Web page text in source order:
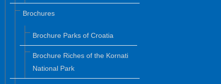
Brochures
Brochure Parks of Croatia
Brochure Riches of the Kornati
National Park